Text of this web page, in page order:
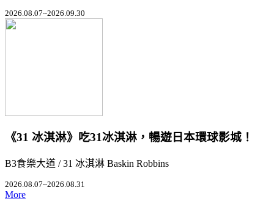
2026.08.07~2026.09.30
《31 冰淇淋》吃31冰淇淋，暢遊日本環球影城！
B3食樂大道 / 31 冰淇淋 Baskin Robbins
2026.08.07~2026.08.31
More